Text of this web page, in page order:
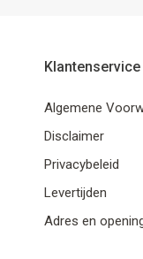
Klantenservice
Algemene
Disclaimer
Privacybeleid
Levertijden
Adres en